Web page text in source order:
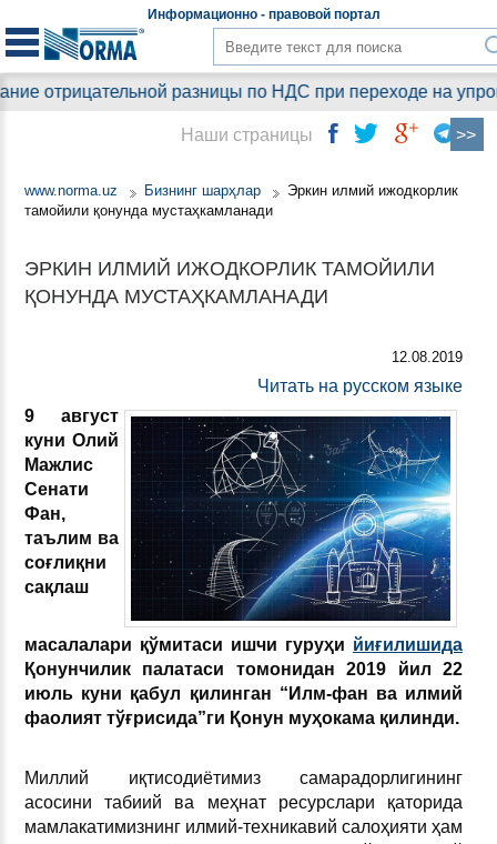
Информационно - правовойпортал
отрицательной разницы по НДС при переходе на
www.norma.uz Бизнинг шарҳлар
Эркин илмий ижодкорлик
тамойили қонунда мустаҳкамланади
ЭРКИН ИЛМИЙ ИЖОДКОРЛИК ТАМОЙИЛИ
ҚОНУНДА МУСТАҲКАМЛАНАДИ
12.08.2019
Читать на русском языке
9 август
куни Олий
Мажлис
Сенати
Фан,
таълим ва
соғлиқни
сақлаш
масалалари қўмитаси ишчи гуруҳи йиғилишида
Қонунчилик палатаси томонидан 2019 йил 22
июль куни қабул қилинган “Илм-фан ва илмий
фаолият тўғрисида”ги Қонун муҳокама қилинди.
Миллий иқтисодиётимиз самарадорлигининг
асосини табиий ва меҳнат ресурслари қаторида
мамлакатимизнинг илмий-техникавий салоҳияти ҳам
Наши страницы